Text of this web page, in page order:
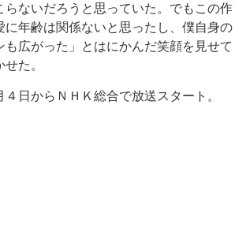
らないだろうと思っていた。でもこの作
に年齢は関係ないと思ったし、僕自身の
も広がった」とはにかんだ笑顔を見せて
た。
日からＮＨＫ総合で放送スタート。